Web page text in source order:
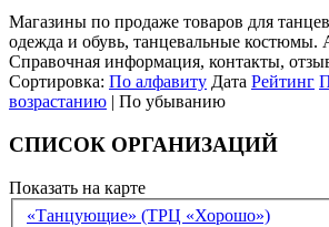
Магазины по продаже товаров для
одежда и обувь, танцевальные костюмы.
Справочная информация, контакты,
Сортировка: По алфавиту Дата Рейтинг
возрастанию | По убыванию
СПИСОК ОРГАНИЗАЦИЙ
Показать на карте
«Танцующие» (ТРЦ «Хорошо»)